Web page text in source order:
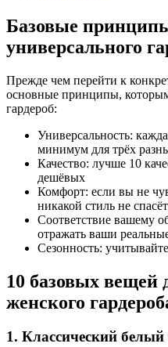
Базовые
универсального
Прежде чем перейти к
основные принципы,
гардероб:
Универсальность:
минимум для трёх
Качество: лучше 10
дешёвых
Комфорт: если вы не
никакой стиль не
Соответствие вашему
отражать ваши
Сезонность:
10 базовых вещей
женского
1. Классический